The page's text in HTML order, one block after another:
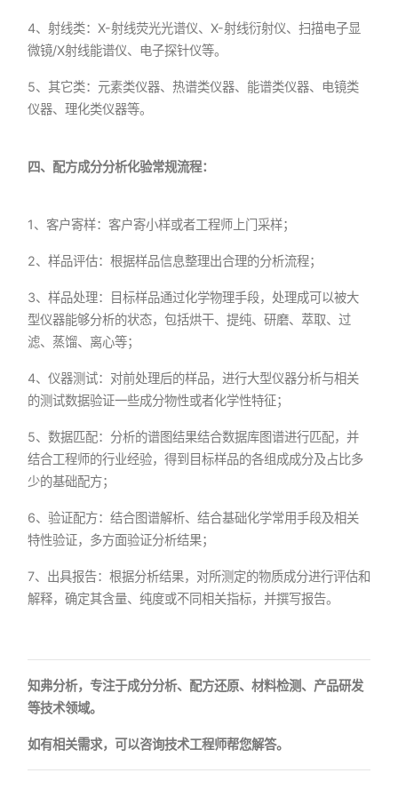
4、射线类：X-射线荧光光谱仪、X-射线衍射仪、扫描电子显
微镜/X射线能谱仪、电子探针仪等。
5、其它类：元素类仪器、热谱类仪器、能谱类仪器、电镜类
仪器、理化类仪器等。
四、配方成分分析化验常规流程：
1、客户寄样：客户寄小样或者工程师上门采样；
2、样品评估：根据样品信息整理出合理的分析流程；
3、样品处理：目标样品通过化学物理手段，处理成可以被大
型仪器能够分析的状态，包括烘干、提纯、研磨、萃取、过
滤、蒸馏、离心等；
4、仪器测试：对前处理后的样品，进行大型仪器分析与相关
的测试数据验证一些成分物性或者化学性特征；
5、数据匹配：分析的谱图结果结合数据库图谱进行匹配，并
结合工程师的行业经验，得到目标样品的各组成成分及占比多
少的基础配方；
6、验证配方：结合图谱解析、结合基础化学常用手段及相关
特性验证，多方面验证分析结果；
7、出具报告：根据分析结果，对所测定的物质成分进行评估和
解释，确定其含量、纯度或不同相关指标，并撰写报告。
知弗分析，专注于成分分析、配方还原、材料检测、产品研发
等技术领域。
如有相关需求，可以咨询技术工程师帮您解答。